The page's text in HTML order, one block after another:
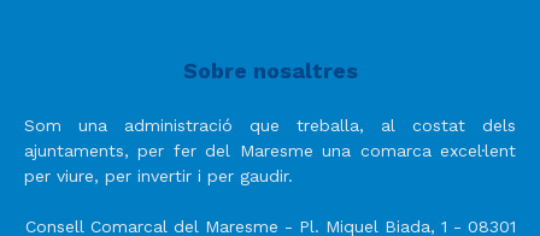
Sobre nosaltres
Som una administració que treballa, al costat dels
ajuntaments, per fer del Maresme una comarca excel·lent
per viure, per invertir i per gaudir.
Consell Comarcal del Maresme - Pl. Miquel Biada, 1 - 08301